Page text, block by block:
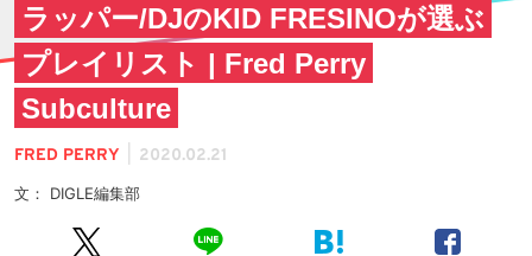
ラッパー/DJのKID FRESINOが選ぶ
プレイリスト | Fred Perry
Subculture
FRED PERRY 2020.02.21
文： DIGLE編集部